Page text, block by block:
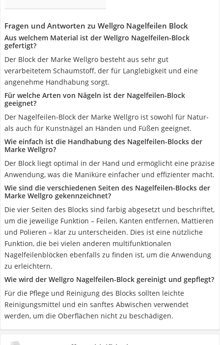
Fragen und Antworten zu Wellgro Nagelfeilen Block
Aus welchem Material ist der Wellgro Nagelfeilen-Block
gefertigt?
Der Block der Marke Wellgro besteht aus sehr gut
verarbeitetem Schaumstoff, der für Langlebigkeit und eine
angenehme Handhabung sorgt.
Für welche Arten von Nägeln ist der Nagelfeilen-Block
geeignet?
Der Nagelfeilen-Block der Marke Wellgro ist sowohl für Natur-
als auch für Kunstnägel an Händen und Füßen geeignet.
Wie einfach ist die Handhabung des Nagelfeilen-Blocks der
Marke Wellgro?
Der Block liegt optimal in der Hand und ermöglicht eine präzise
Anwendung, was die Maniküre einfacher und effizienter macht.
Wie sind die verschiedenen Seiten des Nagelfeilen-Blocks der
Marke Wellgro gekennzeichnet?
Die vier Seiten des Blocks sind farbig abgesetzt und beschriftet,
um die jeweilige Funktion – Feilen, Kanten entfernen, Mattieren
und Polieren – klar zu unterscheiden. Dies ist eine nützliche
Funktion, die bei vielen anderen multifunktionalen
Nagelfeilenblöcken ebenfalls zu finden ist, um die Anwendung
zu erleichtern.
Wie wird der Wellgro Nagelfeilen-Block gereinigt und gepflegt?
Für die Pflege und Reinigung des Blocks sollten leichte
Reinigungsmittel und ein sanftes Abwischen verwendet
werden, um die Oberflächen nicht zu beschädigen.